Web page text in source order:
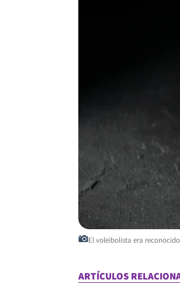
El voleibolista era
ARTÍCULOS